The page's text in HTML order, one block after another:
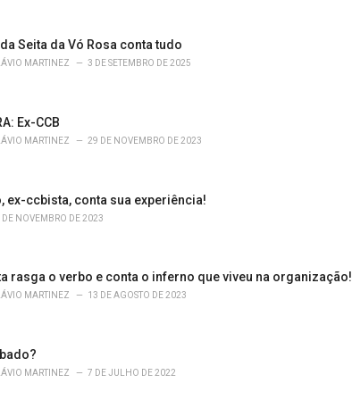
Seita da Vó Rosa conta tudo
MARTINEZ 3 DE SETEMBRO DE 2025
Ex-CCB
MARTINEZ 29 DE NOVEMBRO DE 2023
ex-ccbista, conta sua experiência!
DE NOVEMBRO DE 2023
rasga o verbo e conta o inferno que viveu na organização!
MARTINEZ 13 DE AGOSTO DE 2023
MARTINEZ 7 DE JULHO DE 2022